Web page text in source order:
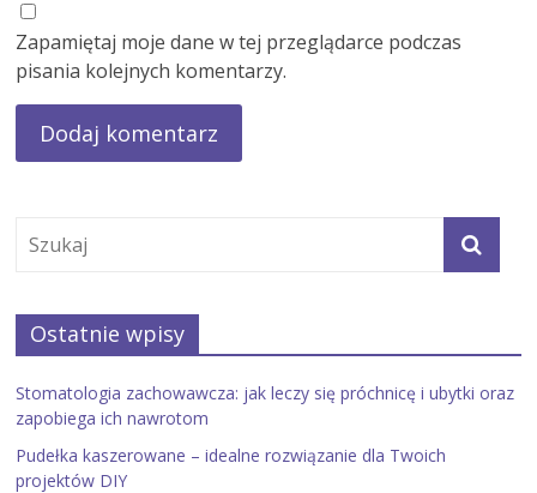
Zapamiętaj moje dane w tej przeglądarce podczas
pisania kolejnych komentarzy.
Ostatnie wpisy
Stomatologia zachowawcza: jak leczy się próchnicę i ubytki oraz
zapobiega ich nawrotom
Pudełka kaszerowane – idealne rozwiązanie dla Twoich
projektów DIY